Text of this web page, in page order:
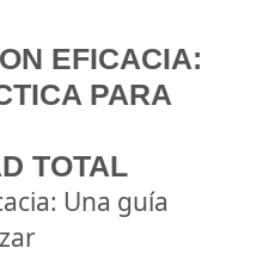
EFICACIA:
PARA
TOTAL
Una guía